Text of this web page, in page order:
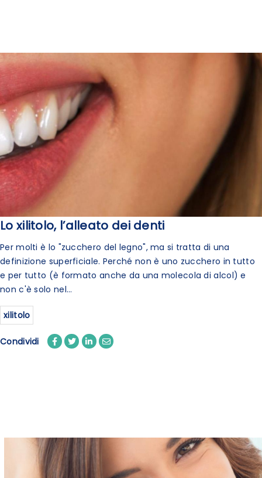
Lo xilitolo, l’alleato dei denti
Per molti è lo "zucchero del legno", ma si tratta di una
definizione superficiale. Perché non è uno zucchero in tutto
e per tutto (è formato anche da una molecola di alcol) e
non c'è solo nel...
xilitolo
Condividi